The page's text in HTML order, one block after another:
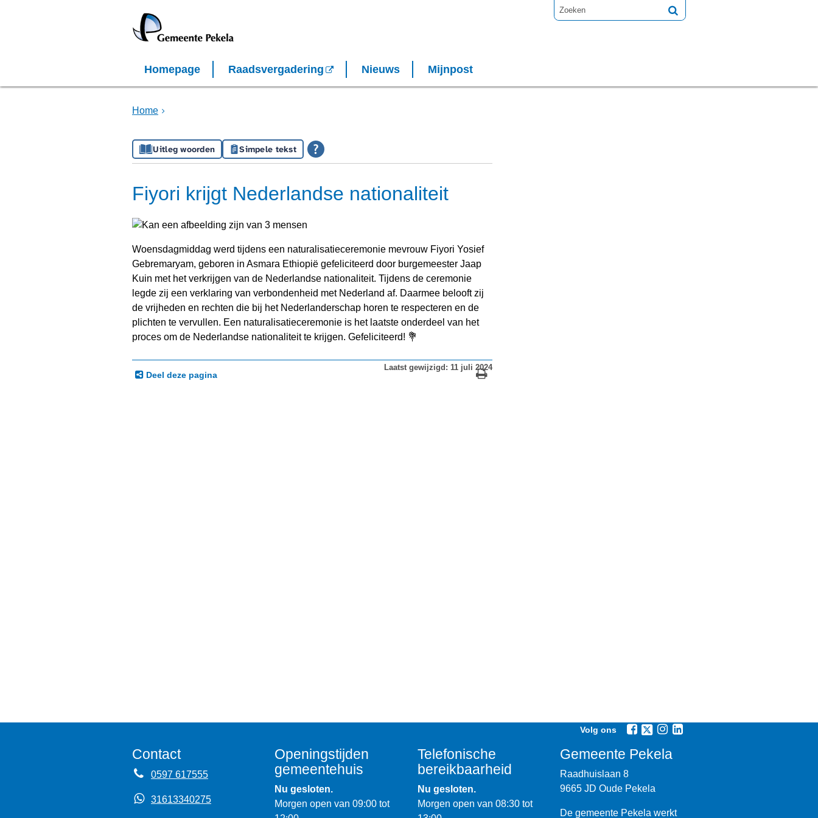
Homepage Raadsvergadering Nieuws Mijnpost
Home
Uitleg woorden Simpele tekst
Fiyori krijgt Nederlandse nationaliteit
Woensdagmiddag werd tijdens een naturalisatieceremonie mevrouw Fiyori Yosief
Gebremaryam, geboren in Asmara Ethiopië gefeliciteerd door burgemeester Jaap
Kuin met het verkrijgen van de Nederlandse nationaliteit. Tijdens de ceremonie
legde zij een verklaring van verbondenheid met Nederland af. Daarmee belooft zij
de vrijheden en rechten die bij het Nederlanderschap horen te respecteren en de
plichten te vervullen. Een naturalisatieceremonie is het laatste onderdeel van het
proces om de Nederlandse nationaliteit te krijgen. Gefeliciteerd! 💐
Deel deze pagina
Laatst gewijzigd: 11 juli 2024
Volg ons
Contact
0597 617555
31613340275
Openingstijden
gemeentehuis
Nu gesloten.
Morgen open van 09:00 tot
Telefonische
bereikbaarheid
Nu gesloten.
Morgen open van 08:30 tot
Gemeente Pekela
Raadhuislaan 8
9665 JD Oude Pekela
De gemeente Pekela werkt